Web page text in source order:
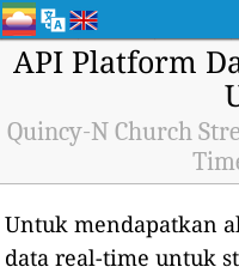
API Platform
Quincy-N Church
Untuk mendapatkan
data real-time untuk